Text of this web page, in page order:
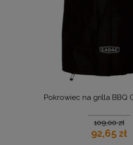
Pokrowiec na grilla BBQ
109,00 zł
92,65 zł